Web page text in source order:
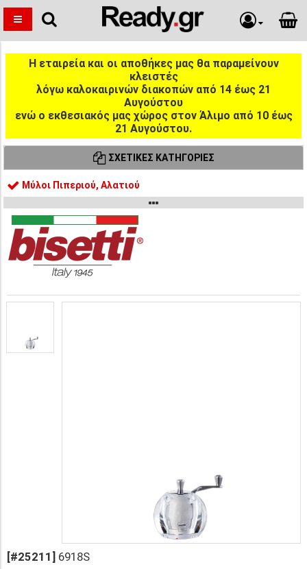
Η εταιρεία και οι αποθήκες μας θα παραμείνουν
κλειστές
λόγω καλοκαιρινών διακοπών από 14 έως 21
Αυγούστου
ενώ ο εκθεσιακός μας χώρος στον Άλιμο από 10 έως
21 Αυγούστου.
ΣΧΕΤΙΚΈΣ ΚΑΤΗΓΟΡΊΕΣ
Μύλοι Πιπεριού, Αλατιού
[#25211] 6918S